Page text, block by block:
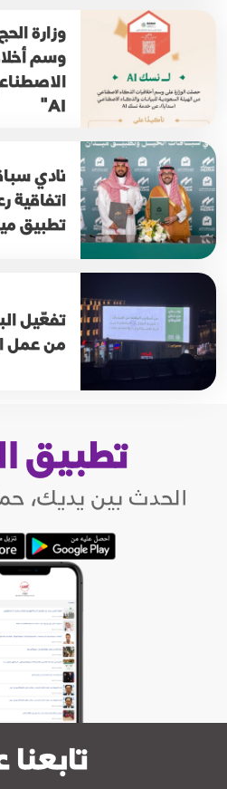
وزارة
وسم
AI"
نادي
اتفاقية
تطبيق
تفعّيل
من عمل
تطبيق
الحدث بين يديك،
تابعنا